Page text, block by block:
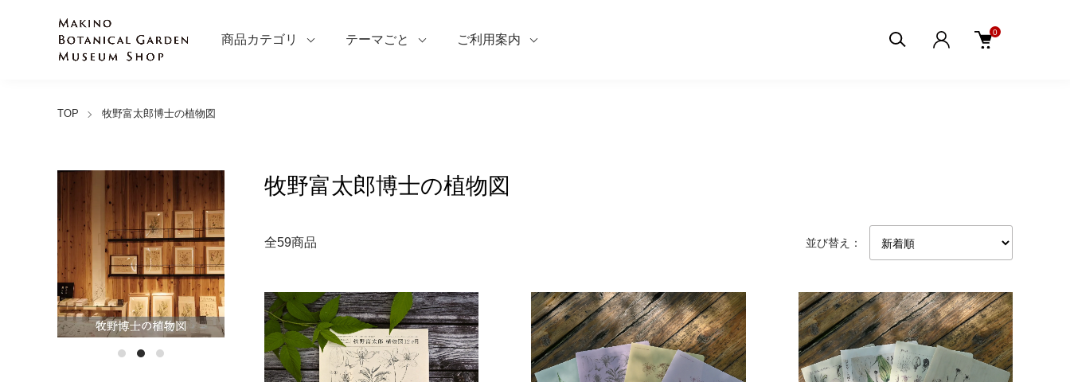
商品カテゴリ テーマごと ご利用案内
0
TOP 牧野富太郎博士の植物図
牧野富太郎博士の植物図
全59商品 並び替え：